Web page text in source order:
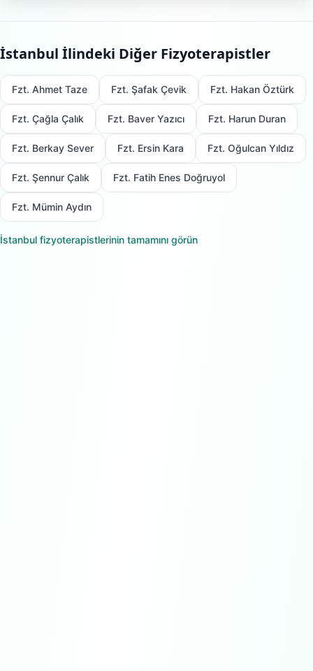
İstanbul İlindeki Diğer Fizyoterapistler
Fzt. Ahmet Taze Fzt. Şafak Çevik Fzt. Hakan Öztürk
Fzt. Çağla Çalık Fzt. Baver Yazıcı Fzt. Harun Duran
Fzt. Berkay Sever Fzt. Ersin Kara Fzt. Oğulcan Yıldız
Fzt. Şennur Çalık Fzt. Fatih Enes Doğruyol
Fzt. Mümin Aydın
İstanbul fizyoterapistlerinin tamamını görün